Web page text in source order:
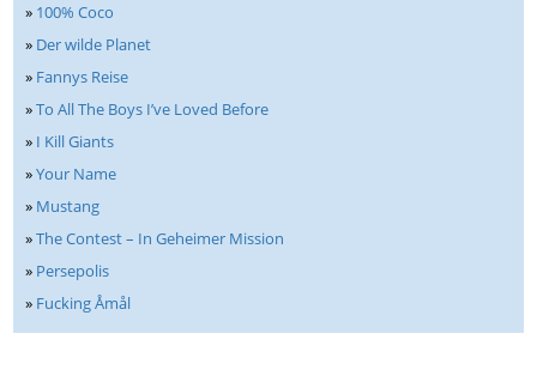
» 100% Coco
» Der wilde Planet
» Fannys Reise
»To All The Boys I’ve Loved Before
» I Kill Giants
»Your Name
» Mustang
»The Contest – In Geheimer Mission
» Persepolis
» Fucking Åmål